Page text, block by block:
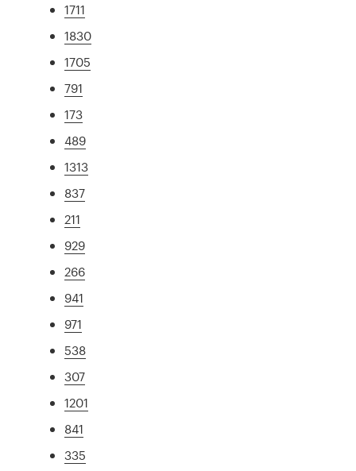
1711
1830
1705
791
173
489
1313
837
211
929
266
941
971
538
307
1201
841
335